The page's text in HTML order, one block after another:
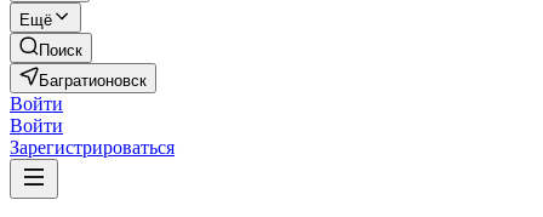
Ещё
Поиск
Багратионовск
Войти
Войти
Зарегистрироваться